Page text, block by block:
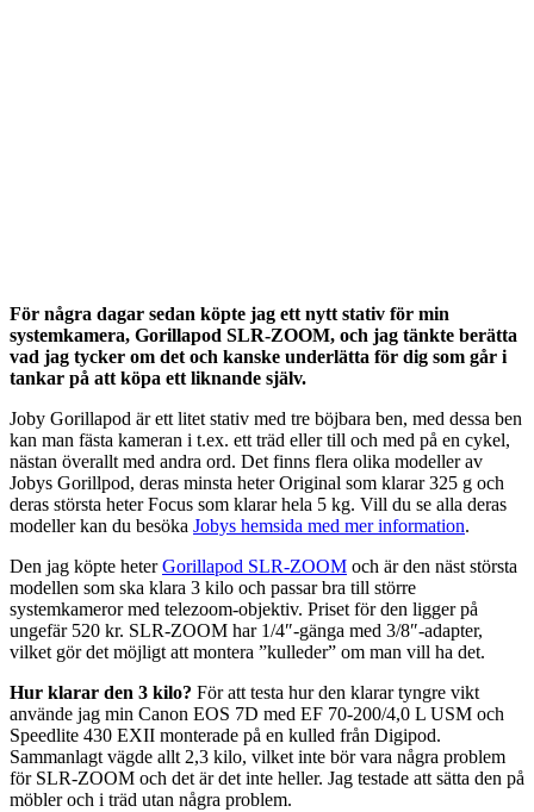
För några dagar sedan köpte jag ett nytt stativ för min
systemkamera, Gorillapod SLR-ZOOM, och jag tänkte berätta
vad jag tycker om det och kanske underlätta för dig som går i
tankar på att köpa ett liknande själv.
Joby Gorillapod är ett litet stativ med tre böjbara ben, med dessa ben
kan man fästa kameran i t.ex. ett träd eller till och med på en cykel,
nästan överallt med andra ord. Det finns flera olika modeller av
Jobys Gorillpod, deras minsta heter Original som klarar 325 g och
deras största heter Focus som klarar hela 5 kg. Vill du se alla deras
modeller kan du besöka Jobys hemsida med mer information.
Den jag köpte heterGorillapod SLR-ZOOM och är den näst största
modellen som ska klara 3 kilo och passar bra till större
systemkameror med telezoom-objektiv. Priset för den ligger på
ungefär 520 kr. SLR-ZOOM har 1/4″-gänga med 3/8″-adapter,
vilket gör det möjligt att montera ”kulleder” om man vill ha det.
Hur klarar den 3 kilo? För att testa hur den klarar tyngre vikt
använde jag min Canon EOS 7D med EF 70-200/4,0 L USM och
Speedlite 430 EXII monterade på en kulled från Digipod.
Sammanlagt vägde allt 2,3 kilo, vilket inte bör vara några problem
för SLR-ZOOM och det är det inte heller. Jag testade att sätta den på
möbler och i träd utan några problem.